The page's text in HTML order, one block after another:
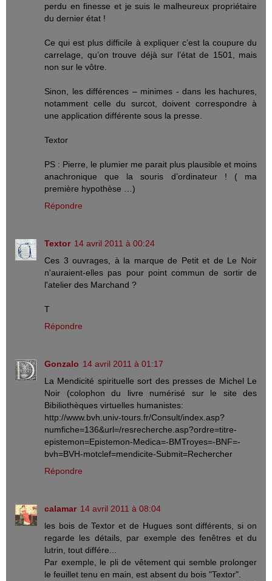
perdu en finesse et je suis le malheureux propriétaire
du dernier état !
Ce qui est plus difficile à expliquer c’est la coupure du
carrelage, qu’on trouve déjà sur l’état de 1501, mais
non sur le vôtre.
Sinon, les différences – minimes - dans les hachures,
notamment celle du surcot, doivent correspondre à
une application différente sous la presse.
Textor
PS : Pierre, le plumier me parait plus plausible et moins
anachronique que la souris d’ordinateur ! ( ma
première hypothèse …)
Répondre
Textor 14 avril 2011 à 00:24
Ces 3 ouvrages, à la marque de Petit et de Le Noir
n'auraient-elles pas pour point commun de sortir de
l'atelier des Marchand ?
T
Répondre
Gonzalo 14 avril 2011 à 01:17
La Mendicité spirituelle sort des presses de Michel Le
Noir (colophon du livre numérisé sur le site des
Bibiliothèques virtuelles humanistes:
http://www.bvh.univ-tours.fr/Consult/index.asp?
numfiche=136&url=/resrecherche.asp?ordre=titre-
epistemon=Epistemon-Medica=-BMTroyes=-BNF=-
bvh=BVH-motclef=mendicite-Submit=Rechercher
Répondre
calamar 14 avril 2011 à 08:04
les bois de Textor et de Hugues sont différents, si on
regarde les détails, par exemple des fenêtres et du
lutrin, tout différe...
Par exemple, le pli de vêtement qui semble prolonger
le feuillet tenu en main, est absent du bois "Textor".